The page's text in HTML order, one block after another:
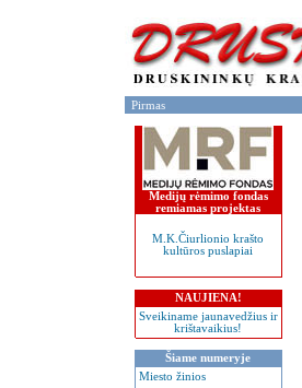
Pirmas
Medijų rėmimo fondas
remiamas projektas
M.K.Čiurlionio krašto
kultūros puslapiai
NAUJIENA!
Sveikiname jaunavedžius ir
krištavaikius!
Šiame numeryje
Miesto žinios